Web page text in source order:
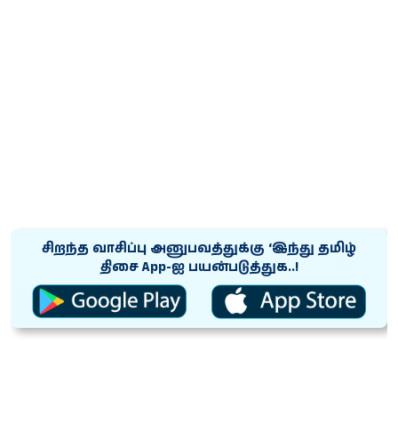
சிறந்த வாசிப்பு அனுபவத்துக்கு ‘இந்து தமிழ்
திசை App-ஐ பயன்படுத்துக..!